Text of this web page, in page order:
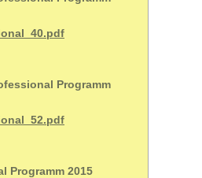
Programm
Programm 2015